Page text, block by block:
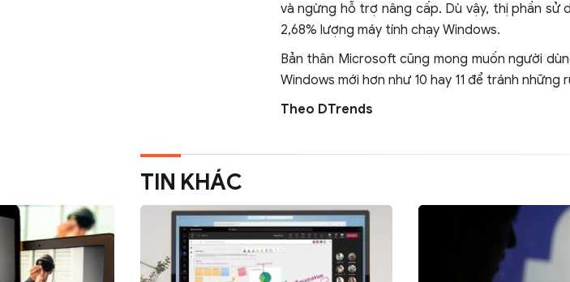
và ngừng hỗ trợ nâng cấp. Dù vậy, thị phần sử
2,68% lượng máy tính chạy Windows.
Bản thân Microsoft cũng mong muốn người
Windows mới hơn như 10 hay 11 để tránh những
Theo DTrends
TIN KHÁC